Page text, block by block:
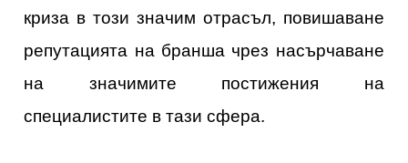
криза в този значим отрасъл, повишаване
репутацията на бранша чрез насърчаване
на значимите постижения на
специалистите в тази сфера.